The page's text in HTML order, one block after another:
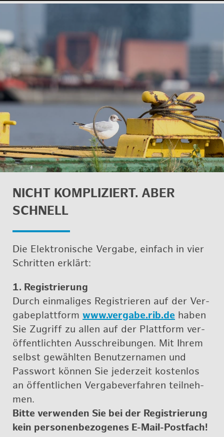
NICHT KOM­PLI­ZIERT. ABER
SCHNELL
Die Elek­tro­ni­sche Ver­ga­be, ein­fach in vier
Schrit­ten er­klärt:
1. Re­gis­trie­rung
Durch ein­ma­li­ges Re­gis­trie­ren auf der Ver­
ga­be­platt­form www.​ver­ga­be.rib.​de ha­ben
Sie Zu­griff zu al­len auf der Platt­form ver­
öf­fent­lich­ten Aus­schrei­bun­gen. Mit Ih­rem
selbst ge­wähl­ten Be­nut­zer­na­men und
Pass­wort kön­nen Sie je­der­zeit kos­ten­los
an öf­fent­li­chen Ver­ga­be­ver­fah­ren teil­neh­
men.
Bit­te ver­wen­den Sie bei der Re­gis­trie­rung
kein per­so­nen­be­zo­ge­nes E-Mail-Post­fach!